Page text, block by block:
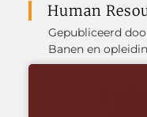
Human
Gepubliceerd
Banen en